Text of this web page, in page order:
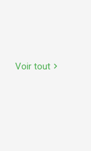
Voir tout chevron_right